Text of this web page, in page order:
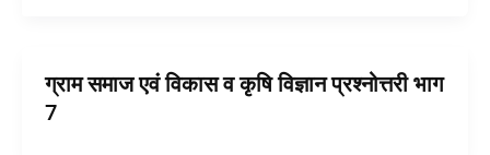
ग्राम समाज एवं विकास व कृषि विज्ञान प्रश्नोत्तरी भाग
7